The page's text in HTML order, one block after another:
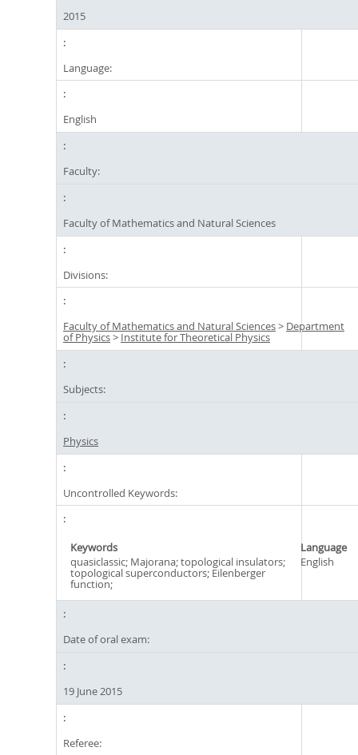
2015
Language:
English
Faculty:
Faculty of Mathematics and Natural Sciences
Divisions:
Faculty of Mathematics and Natural Sciences> Department
of Physics> Institute for Theoretical Physics
Subjects:
Physics
Uncontrolled Keywords:
Keywords
Language
quasiclassic; Majorana; topological insulators;
topological superconductors; Eilenberger
function;
English
Date of oral exam:
19 June 2015
Referee: